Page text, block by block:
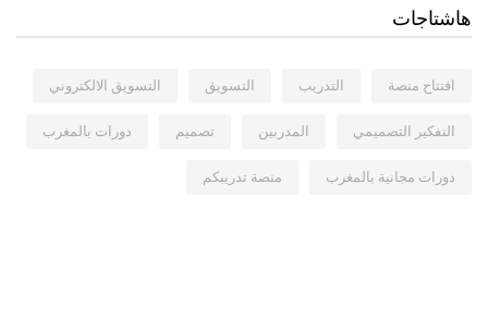
هاشتاجات
افتتاح منصة التدريب التسويق التسويق الالكتروني
التفكير التصميمي المدربين تصميم دورات بالمغرب
دورات مجانية بالمغرب منصة تدريبكم